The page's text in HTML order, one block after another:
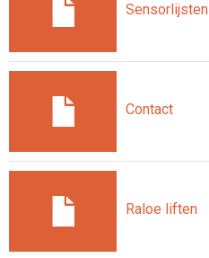
Sensorlijsten
Contact
Raloe liften